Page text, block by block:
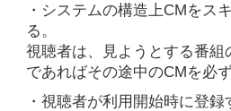
・ システムの構造上CMをス
る。
視聴者は、見ようとする番
であればその途中のCMを必
・ 視聴者が利用開始時に登